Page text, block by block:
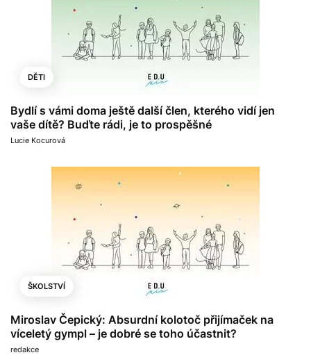
DĚTI
Bydlí s vámi doma ještě další člen, kterého vidí jen
vaše dítě? Buďte rádi, je to prospěšné
Lucie Kocurová
ŠKOLSTVÍ
Miroslav Čepický: Absurdní kolotoč přijímaček na
víceletý gympl – je dobré se toho účastnit?
redakce